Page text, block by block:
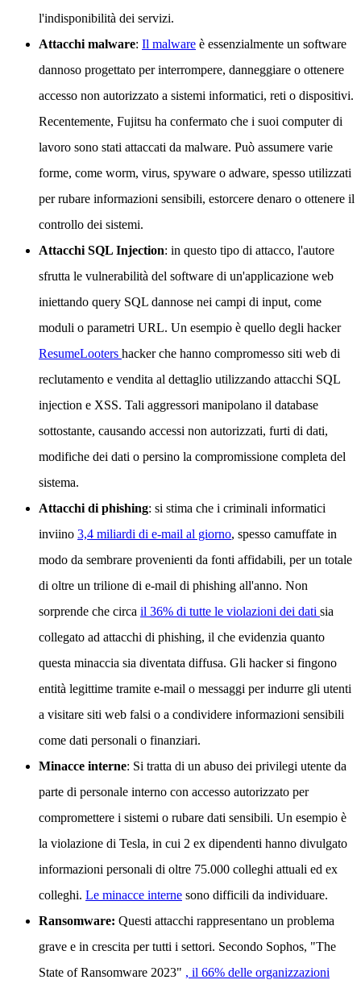
l'indisponibilità dei servizi.
Attacchi malware: Il malware è essenzialmente un software
dannoso progettato per interrompere, danneggiare o ottenere
accesso non autorizzato a sistemi informatici, reti o dispositivi.
Recentemente, Fujitsu ha confermato che i suoi computer di
lavoro sono stati attaccati da malware. Può assumere varie
forme, come worm, virus, spyware o adware, spesso utilizzati
per rubare informazioni sensibili, estorcere denaro o ottenere il
controllo dei sistemi.
Attacchi SQL Injection: in questo tipo di attacco, l'autore
sfrutta le vulnerabilità del software di un'applicazione web
iniettando query SQL dannose nei campi di input, come
moduli o parametri URL. Un esempio è quello degli hacker
ResumeLooters hacker che hanno compromesso siti web di
reclutamento e vendita al dettaglio utilizzando attacchi SQL
injection e XSS. Tali aggressori manipolano il database
sottostante, causando accessi non autorizzati, furti di dati,
modifiche dei dati o persino la compromissione completa del
sistema.
Attacchi di phishing: si stima che i criminali informatici
inviino 3,4 miliardi di e-mail al giorno, spesso camuffate in
modo da sembrare provenienti da fonti affidabili, per un totale
di oltre un trilione di e-mail di phishing all'anno. Non
sorprende che circa il 36% di tutte le violazioni dei dati sia
collegato ad attacchi di phishing, il che evidenzia quanto
questa minaccia sia diventata diffusa. Gli hacker si fingono
entità legittime tramite e-mail o messaggi per indurre gli utenti
a visitare siti web falsi o a condividere informazioni sensibili
come dati personali o finanziari.
Minacce interne: Si tratta di un abuso dei privilegi utente da
parte di personale interno con accesso autorizzato per
compromettere i sistemi o rubare dati sensibili. Un esempio è
la violazione di Tesla, in cui 2 ex dipendenti hanno divulgato
informazioni personali di oltre 75.000 colleghi attuali ed ex
colleghi. Le minacce interne sono difficili da individuare.
Ransomware: Questi attacchi rappresentano un problema
grave e in crescita per tutti i settori. Secondo Sophos, "The
State of Ransomware 2023" , il 66% delle organizzazioni